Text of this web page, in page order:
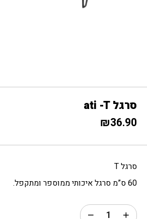
סרגל ati -T
₪36.90
סרגל T
60 ס”מ סרגל איכותי ממוספר ומתקפל.